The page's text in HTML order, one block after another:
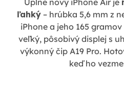
ľahký– hrúbka 5,6 mm z
iPhone a jeho 165
veľký, pôsobivý displej s
výkonný čip A19 Pro.
keď ho